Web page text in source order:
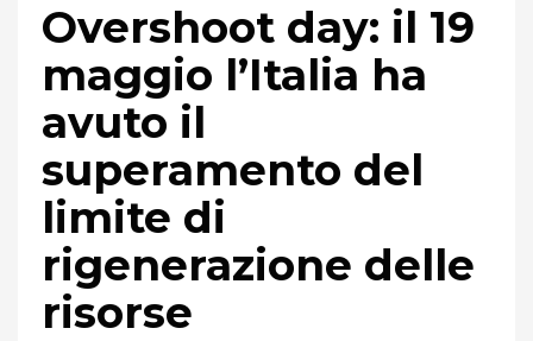
Overshoot day: il 19
maggio l’Italia ha
avuto il
superamento del
limite di
rigenerazione delle
risorse